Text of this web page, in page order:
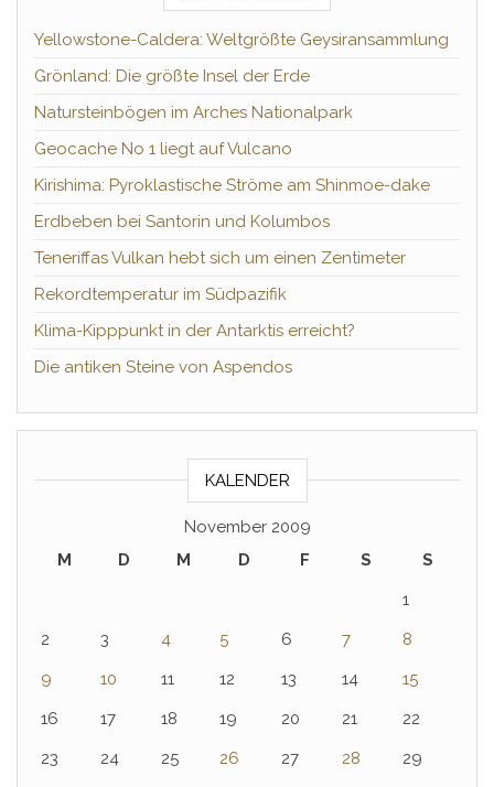
Yellowstone-Caldera: Weltgrößte Geysiransammlung
Grönland: Die größte Insel der Erde
Natursteinbögen im Arches Nationalpark
Geocache No 1 liegt auf Vulcano
Kirishima: Pyroklastische Ströme am Shinmoe-dake
Erdbeben bei Santorin und Kolumbos
Teneriffas Vulkan hebt sich um einen Zentimeter
Rekordtemperatur im Südpazifik
Klima-Kipppunkt in der Antarktis erreicht?
Die antiken Steine von Aspendos
KALENDER
November 2009
M
D M D F S
S
1
2
3 4 5 6 7
8
9
10 11 12 13 14
15
16
17 18 19 20 21
22
23
24 25 26 27 28
29